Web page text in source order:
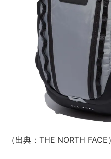
（出典：THE NORTH FACE）